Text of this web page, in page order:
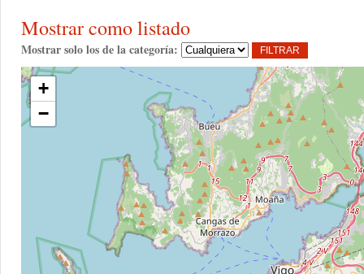
Mostrar como listado
Mostrar solo los de la categoría:
+
−